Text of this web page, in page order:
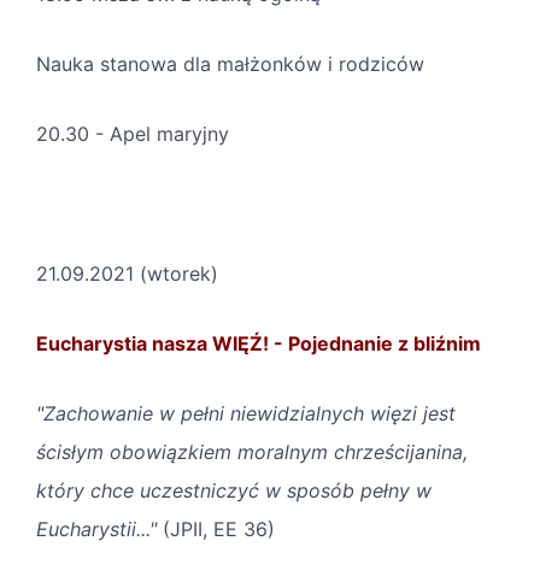
Nauka stanowa dla małżonków i rodziców
20.30 - Apel maryjny
21.09.2021 (wtorek)
Eucharystia nasza WIĘŹ! - Pojednanie z bliźnim
"Zachowanie w pełni niewidzialnych więzi jest
ścisłym obowiązkiem moralnym chrześcijanina,
który chce uczestniczyć w sposób pełny w
Eucharystii..."(JPII, EE 36)